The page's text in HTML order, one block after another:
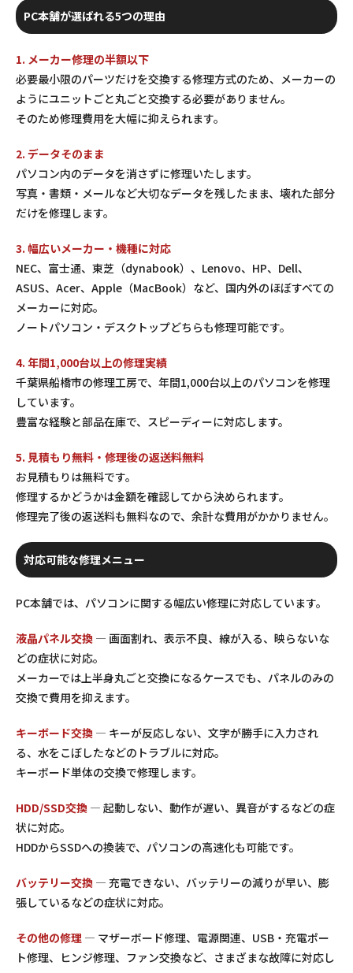
PC本舗が選ばれる5つの理由
1. メーカー修理の半額以下
必要最小限のパーツだけを交換する修理方式のため、メーカーの
ようにユニットごと丸ごと交換する必要がありません。
そのため修理費用を大幅に抑えられます。
2. データそのまま
パソコン内のデータを消さずに修理いたします。
写真・書類・メールなど大切なデータを残したまま、壊れた部分
だけを修理します。
3. 幅広いメーカー・機種に対応
NEC、富士通、東芝（dynabook）、Lenovo、HP、Dell、
ASUS、Acer、Apple（MacBook）など、国内外のほぼすべての
メーカーに対応。
ノートパソコン・デスクトップどちらも修理可能です。
4. 年間1,000台以上の修理実績
千葉県船橋市の修理工房で、年間1,000台以上のパソコンを修理
しています。
豊富な経験と部品在庫で、スピーディーに対応します。
5. 見積もり無料・修理後の返送料無料
お見積もりは無料です。
修理するかどうかは金額を確認してから決められます。
修理完了後の返送料も無料なので、余計な費用がかかりません。
対応可能な修理メニュー
PC本舗では、パソコンに関する幅広い修理に対応しています。
液晶パネル交換 — 画面割れ、表示不良、線が入る、映らないな
どの症状に対応。
メーカーでは上半身丸ごと交換になるケースでも、パネルのみの
交換で費用を抑えます。
キーボード交換 — キーが反応しない、文字が勝手に入力され
る、水をこぼしたなどのトラブルに対応。
キーボード単体の交換で修理します。
HDD/SSD交換 — 起動しない、動作が遅い、異音がするなどの症
状に対応。
HDDからSSDへの換装で、パソコンの高速化も可能です。
バッテリー交換 — 充電できない、バッテリーの減りが早い、膨
張しているなどの症状に対応。
その他の修理 — マザーボード修理、電源関連、USB・充電ポー
ト修理、ヒンジ修理、ファン交換など、さまざまな故障に対応し